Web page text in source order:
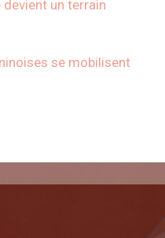
devient un terrain
se mobilisent